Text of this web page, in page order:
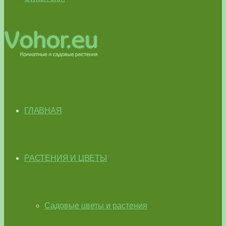
ГЛАВНАЯ
РАСТЕНИЯ И ЦВЕТЫ
Садовые цветы и растения